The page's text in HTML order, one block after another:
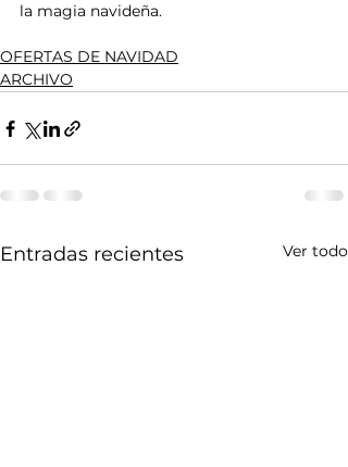
la magia navideña.
OFERTAS DE NAVIDAD
ARCHIVO
Entradas recientes Ver todo